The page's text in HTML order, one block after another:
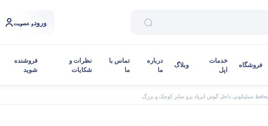
ورودو عضویت
فروشگاه
خدمات
اپل
وبلاگ
درباره
ما
تماس با
ما
نظرات و
شکایات
فروشنده
شوید
سیلیکونی داخل گوش ایرپاد پرو سایز کوچک و بزرگ